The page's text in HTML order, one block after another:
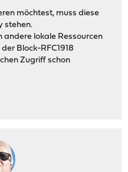
möchtest, muss diese
stehen.
andere lokale Ressourcen
Block-RFC1918
Zugriff schon